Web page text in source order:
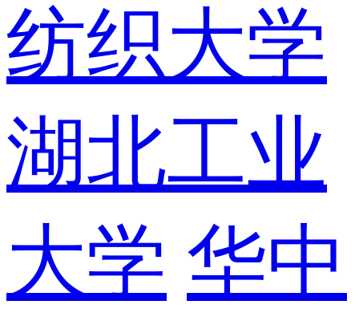
纺织大学
湖北工业
大学 华中